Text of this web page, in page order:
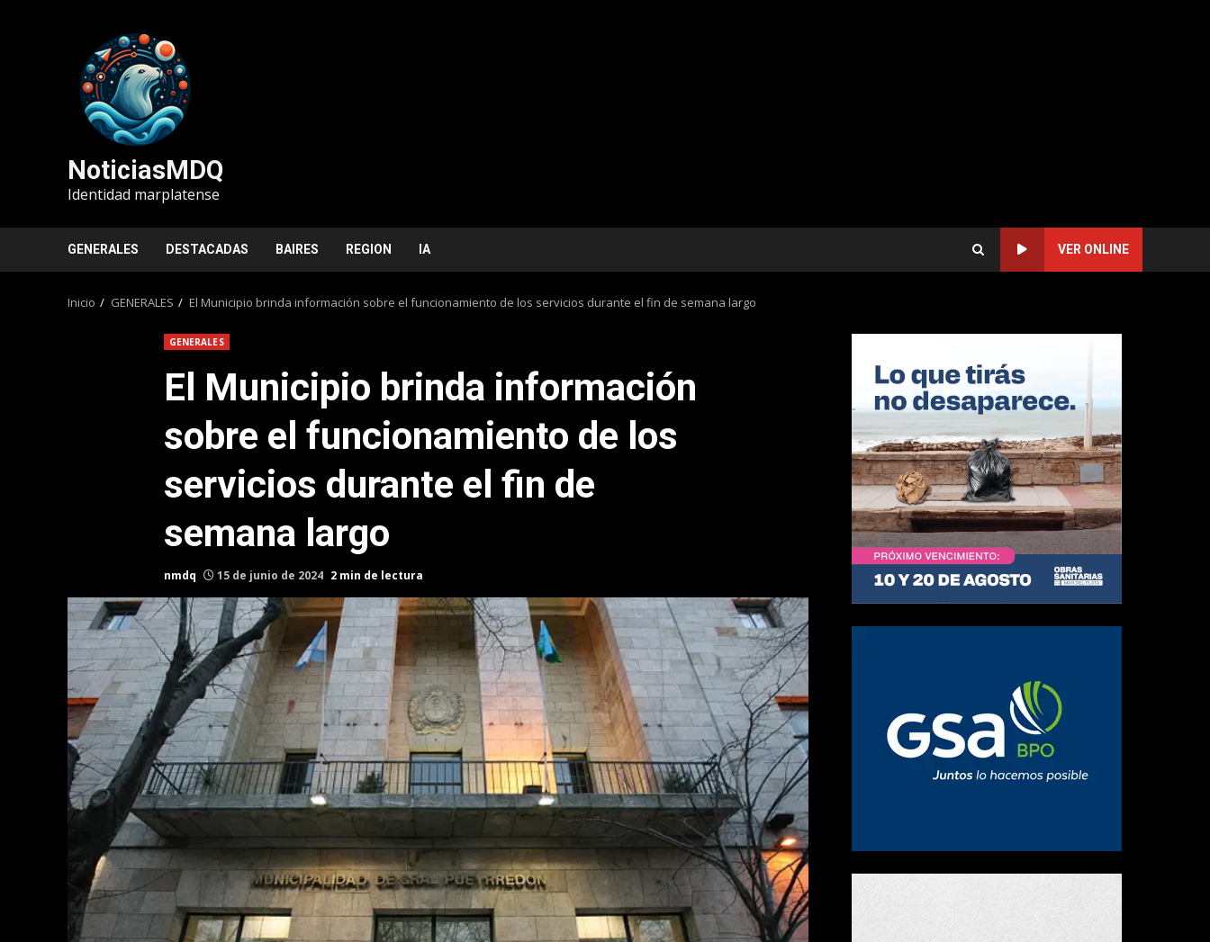
NoticiasMDQ
Identidad marplatense
GENERALES DESTACADAS BAIRES REGION IA VER ONLINE
Inicio GENERALES El Municipio brinda información sobre el funcionamiento de los servicios durante el fin de semana largo
GENERALES
El Municipio brinda información
sobre el funcionamiento de los
servicios durante el fin de
semana largo
nmdq 15 de junio de 2024 2 min de lectura